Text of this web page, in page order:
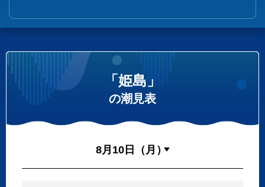
「姫島」
の潮見表